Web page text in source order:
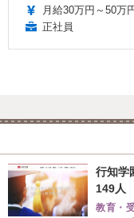
月給30万円～50万
正社員
行知学
149人
教育・